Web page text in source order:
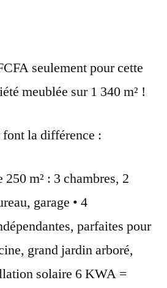
seulement pour cette
meublée sur 1 340 m² !
la différence :
m² : 3 chambres, 2
garage • 4
parfaites pour
grand jardin arboré,
solaire 6 KWA =